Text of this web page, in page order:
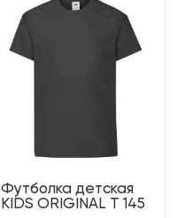
Футболка детская
KIDS ORIGINAL T 145